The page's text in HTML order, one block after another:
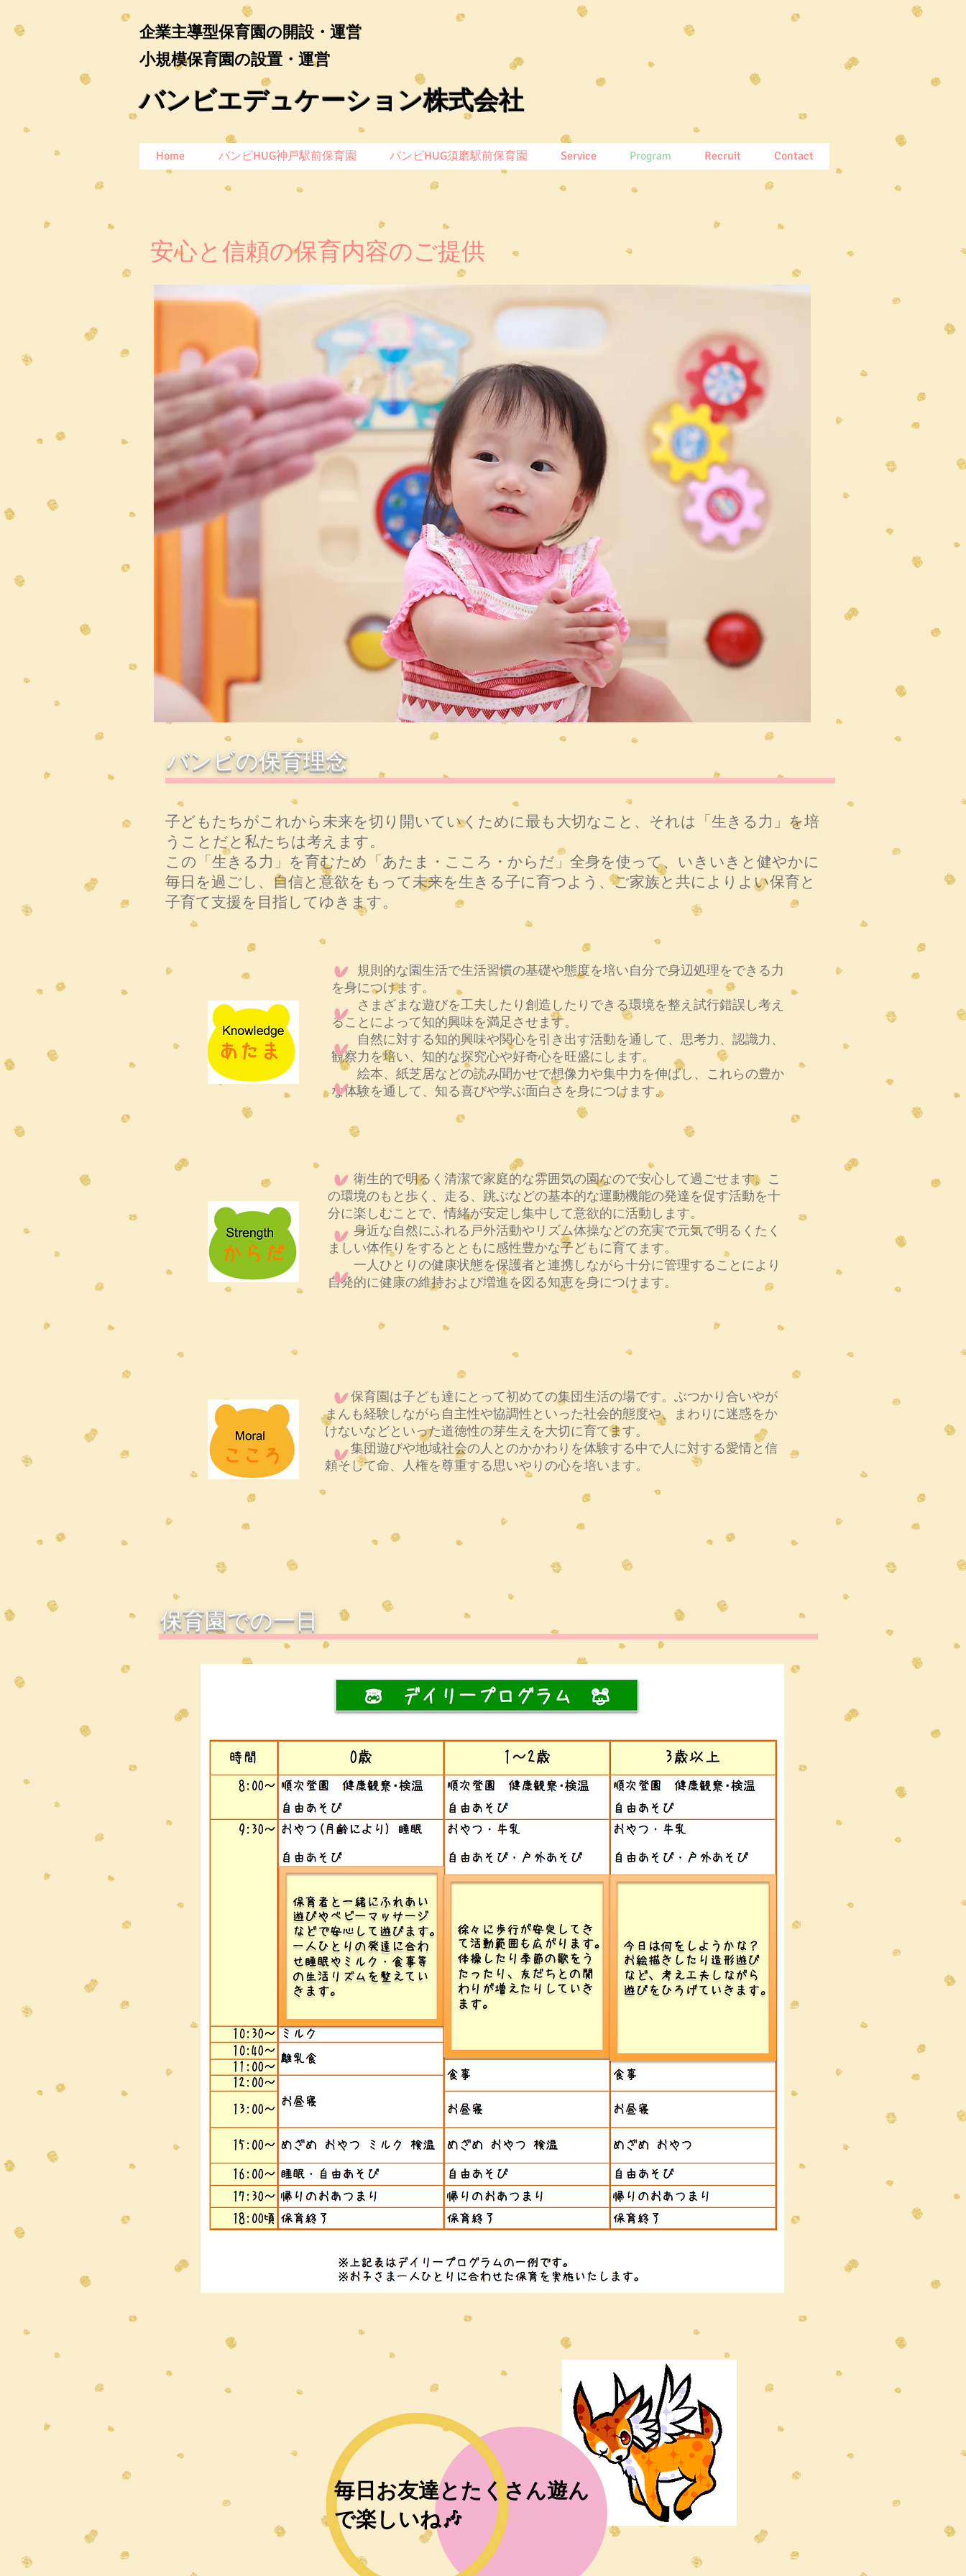
企業主導型保育園の開設・運営
小規模保育園の設置・運営
バンビエデュケーション​​株式会社
Home バンビHUG神戸駅前保育園 バンビHUG須磨駅前保育園 Service Program Recruit Contact
​安心と信頼の保育内容のご提供
バンビの保育理念
子どもたちがこれから未来を切り開いていくために最も大切なこと、それは「生きる力」を培
うことだと私たちは考えます。
この「生きる力」を育むため「あたま・こころ・からだ」全身を使って、いきいきと健やかに
毎日を過ごし、自信と意欲をもって未来を生きる子に育つよう、ご家族と共によりよい保育と
子育て支援を目指してゆきます。
規則的な園生活で生活習慣の基礎や態度を培い自分で身辺処理をできる力
を身につけます。
さまざまな遊びを工夫したり創造したりできる環境を整え試行錯誤し考え
ることによって知的興味を満足させます。
自然に対する知的興味や関心を引き出す活動を通して、思考力、認識力、
観察力を培い、知的な探究心や好奇心を旺盛にします。
絵本、紙芝居などの読み聞かせで想像力や集中力を伸ばし、これらの豊か
な体験を通して、知る喜びや学ぶ面白さを身につけます。
衛生的で明るく清潔で家庭的な雰囲気の園なので安心して過ごせます。こ
の環境のもと歩く、走る、跳ぶなどの基本的な運動機能の発達を促す活動を十
分に楽しむことで、情緒が安定し集中して意欲的に活動します。
身近な自然にふれる戸外活動やリズム体操などの充実で元気で明るくたく
ましい体作りをするとともに感性豊かな子どもに育てます。
一人ひとりの健康状態を保護者と連携しながら十分に管理することにより
自発的に健康の維持および増進を図る知恵を身につけます。
保育園は子ども達にとって初めての集団生活の場です。ぶつかり合いやが
まんも経験しながら自主性や協調性といった社会的態度や、まわりに迷惑をか
けないなどといった道徳性の芽生えを大切に育てます。
集団遊びや地域社会の人とのかかわりを体験する中で人に対する愛情と信
頼そして命、人権を尊重する思いやりの心を培います。
​保育園での一日
毎日お友達とたくさん遊ん
で楽しいね🎶